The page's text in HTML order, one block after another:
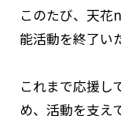
このたび、天花
能活動を終了い
これまで応援し
め、活動を支え